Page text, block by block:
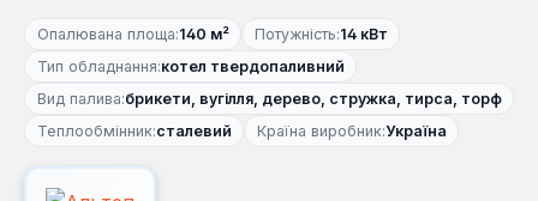
Опалювана площа:140 м² Потужність:14 кВт
Тип обладнання:котел твердопаливний
Вид палива:брикети, вугілля, дерево, стружка, тирса, торф
Теплообмінник:сталевий Країна виробник:Україна